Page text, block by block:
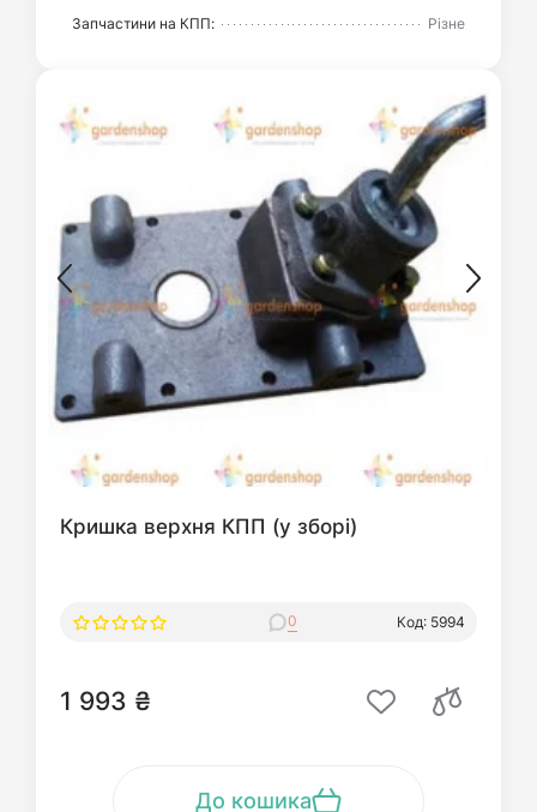
Запчастини на КПП: Різне
Кришка верхня КПП (у зборі)
0 Код: 5994
1 993 ₴
До кошика